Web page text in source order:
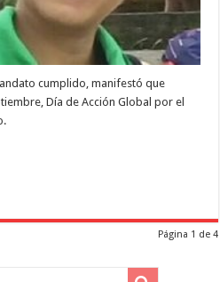
cumplido, manifestó que
Día de Acción Global por el
Página 1 de 4